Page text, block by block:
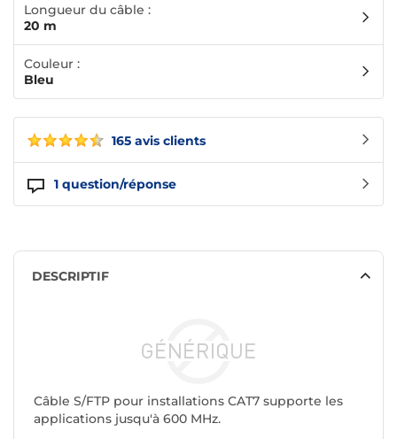
165 avis clients
1 question/réponse
Longueur du câble :
20 m
Couleur :
Bleu
DESCRIPTIF
Câble S/FTP pour installations CAT7 supporte les
applications jusqu'à 600 MHz.